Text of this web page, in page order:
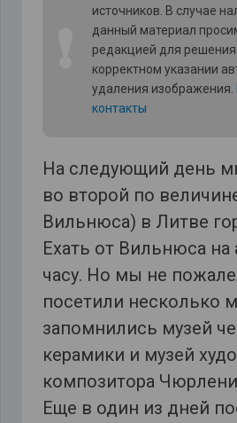
источников. В случае
данный материал
редакцией для решения
корректном указании
удаления изображения.
контакты
На следующий день
во второй по
Вильнюса) в Литве
Ехать от Вильнюса на
часу. Но мы не
посетили несколько
запомнились музей
керамики и музей
композитора
Еще в один из дней